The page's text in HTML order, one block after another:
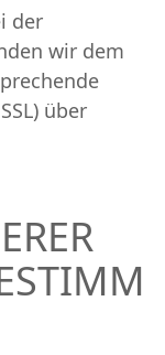
der
wir dem
über